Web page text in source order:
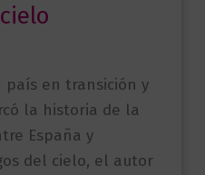
país en transición y
la historia de la
España y
del cielo, el autor